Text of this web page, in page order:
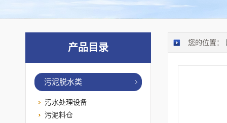
您的位置：
产品目录
污泥脱水类
污水处理设备
污泥料仓